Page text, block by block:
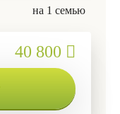
на 1 семью
40 800